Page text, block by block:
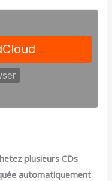
plusieurs CDs
automatiquement